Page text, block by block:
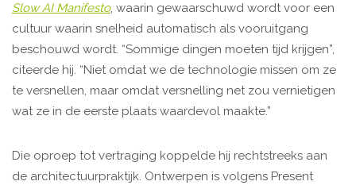
Slow AI Manifesto, waarin gewaarschuwd wordt voor een
cultuur waarin snelheid automatisch als vooruitgang
beschouwd wordt. “Sommige dingen moeten tijd krijgen”,
citeerde hij. “Niet omdat we de technologie missen om ze
te versnellen, maar omdat versnelling net zou vernietigen
wat ze in de eerste plaats waardevol maakte.”
Die oproep tot vertraging koppelde hij rechtstreeks aan
de architectuurpraktijk. Ontwerpen is volgens Present